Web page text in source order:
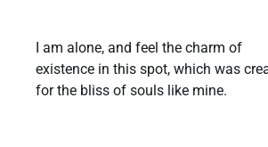
I am alone, and feel the charm of
existence in this spot, which was
for the bliss of souls like mine.